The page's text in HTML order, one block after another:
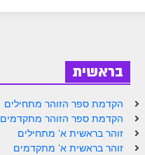
ספר הזוהר נח מתחילים
ספר הזוהר נח מתקדמים
ספר הזוהר לך לך מתחילים
בראשית
הקדמת ספר הזוהר מתחילים
הקדמת ספר הזוהר מתקדמים
זוהר בראשית א' מתחילים
זוהר בראשית א' מתקדמים